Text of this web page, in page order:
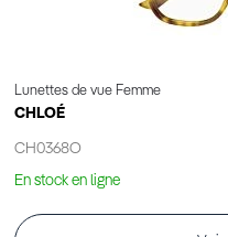
Lunettes de vue Femme
CHLOÉ
CH0368O
En stock en ligne